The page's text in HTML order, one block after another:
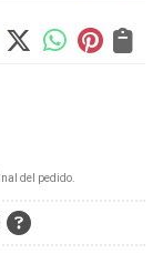
del pedido.